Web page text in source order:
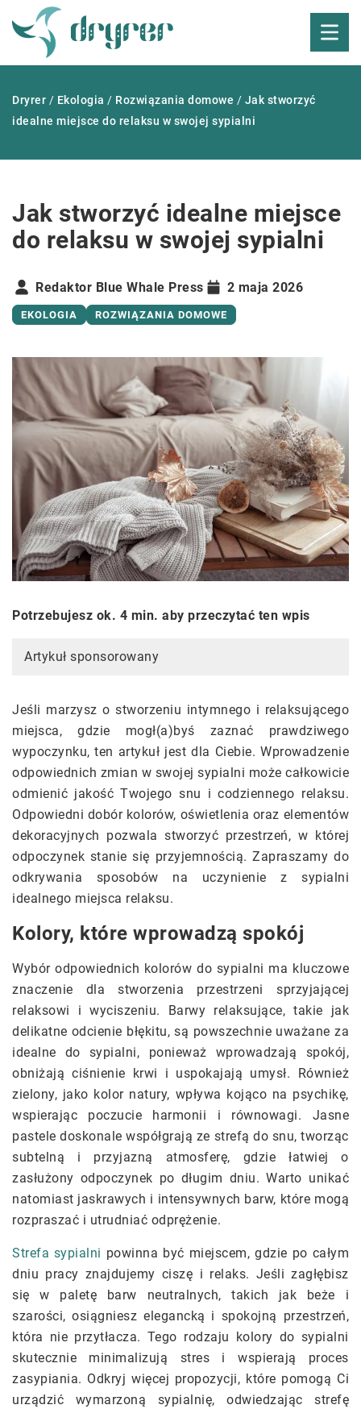
Dryrer / Ekologia / Rozwiązania domowe / Jak stworzyć
idealne miejsce do relaksu w swojej sypialni
Jak stworzyć idealne miejsce
do relaksu w swojej sypialni
Redaktor Blue Whale Press 2 maja 2026
EKOLOGIA ROZWIĄZANIA DOMOWE
Potrzebujesz ok. 4 min. aby przeczytać ten wpis
Artykuł sponsorowany
Jeśli marzysz o stworzeniu intymnego i relaksującego
miejsca, gdzie mogł(a)byś zaznać prawdziwego
wypoczynku, ten artykuł jest dla Ciebie. Wprowadzenie
odpowiednich zmian w swojej sypialni może całkowicie
odmienić jakość Twojego snu i codziennego relaksu.
Odpowiedni dobór kolorów, oświetlenia oraz elementów
dekoracyjnych pozwala stworzyć przestrzeń, w której
odpoczynek stanie się przyjemnością. Zapraszamy do
odkrywania sposobów na uczynienie z sypialni
idealnego miejsca relaksu.
Kolory, które wprowadzą spokój
Wybór odpowiednich kolorów do sypialni ma kluczowe
znaczenie dla stworzenia przestrzeni sprzyjającej
relaksowi i wyciszeniu. Barwy relaksujące, takie jak
delikatne odcienie błękitu, są powszechnie uważane za
idealne do sypialni, ponieważ wprowadzają spokój,
obniżają ciśnienie krwi i uspokajają umysł. Również
zielony, jako kolor natury, wpływa kojąco na psychikę,
wspierając poczucie harmonii i równowagi. Jasne
pastele doskonale współgrają ze strefą do snu, tworząc
subtelną i przyjazną atmosferę, gdzie łatwiej o
zasłużony odpoczynek po długim dniu. Warto unikać
natomiast jaskrawych i intensywnych barw, które mogą
rozpraszać i utrudniać odprężenie.
Strefa sypialni powinna być miejscem, gdzie po całym
dniu pracy znajdujemy ciszę i relaks. Jeśli zagłębisz
się w paletę barw neutralnych, takich jak beże i
szarości, osiągniesz elegancką i spokojną przestrzeń,
która nie przytłacza. Tego rodzaju kolory do sypialni
skutecznie minimalizują stres i wspierają proces
zasypiania. Odkryj więcej propozycji, które pomogą Ci
urządzić wymarzoną sypialnię, odwiedzając strefę